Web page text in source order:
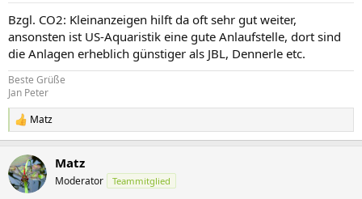
:
Bzgl. CO2: Kleinanzeigen hilft da oft sehr gut weiter,
ansonsten ist US-Aquaristik eine gute Anlaufstelle, dort sind
die Anlagen erheblich günstiger als JBL, Dennerle etc.
Beste Grüße
Jan Peter
R
e
k
t
i
Matz
Matz
Moderator Teammitglied